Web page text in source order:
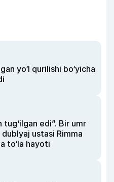
yo‘l qurilishi bo‘yicha
edi”. Bir umr
ustasi Rimma
to‘la hayoti